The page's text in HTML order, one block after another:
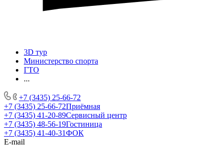
3D тур
Министерство спорта
ГТО
...
+7 (3435) 25-66-72
+7 (3435) 25-66-72Приёмная
+7 (3435) 41-20-89Сервисный центр
+7 (3435) 48-56-19Гостиница
+7 (3435) 41-40-31ФОК
E-mail